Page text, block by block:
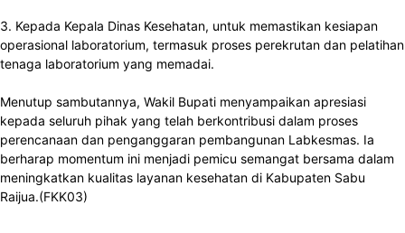
3. Kepada Kepala Dinas Kesehatan, untuk memastikan kesiapan
operasional laboratorium, termasuk proses perekrutan dan pelatihan
tenaga laboratorium yang memadai.
Menutup sambutannya, Wakil Bupati menyampaikan apresiasi
kepada seluruh pihak yang telah berkontribusi dalam proses
perencanaan dan penganggaran pembangunan Labkesmas. Ia
berharap momentum ini menjadi pemicu semangat bersama dalam
meningkatkan kualitas layanan kesehatan di Kabupaten Sabu
Raijua.(FKK03)